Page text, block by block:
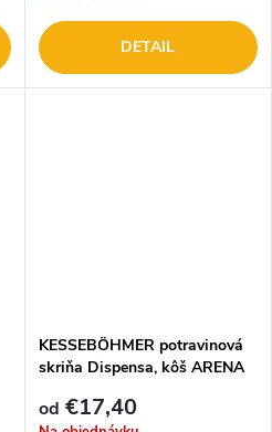
DETAIL
KESSEBÖHMER potravinová
skriňa Dispensa, kôš ARENA
od €17,40